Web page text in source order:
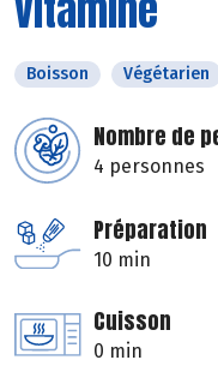
Boisson Végétarien
Nombre de
4 personnes
Préparation
10 min
Cuisson
0 min